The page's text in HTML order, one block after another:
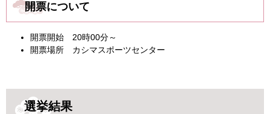
開票について
開票開始 20時00分～
開票場所 カシマスポーツセンター
選挙結果